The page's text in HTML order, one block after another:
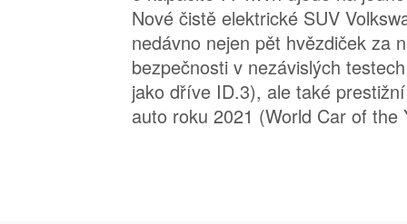
Nové čistě elektrické SUV
nedávno nejen pět hvězdiček za
bezpečnosti v nezávislých
jako dříve ID.3), ale také
auto roku 2021 (World Car of the